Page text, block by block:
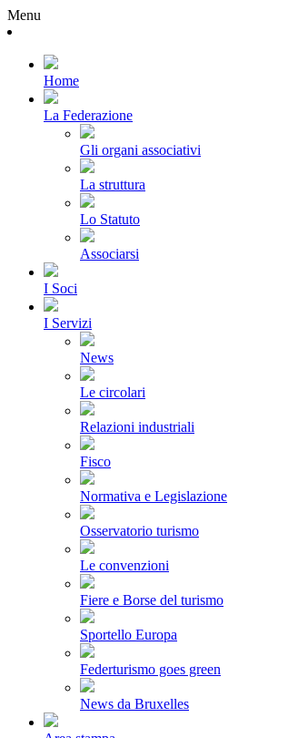
Menu
Home
La Federazione
Gli organi associativi
La struttura
Lo Statuto
Associarsi
I Soci
I Servizi
News
Le circolari
Relazioni industriali
Fisco
Normativa e Legislazione
Osservatorio turismo
Le convenzioni
Fiere e Borse del turismo
Sportello Europa
Federturismo goes green
News da Bruxelles